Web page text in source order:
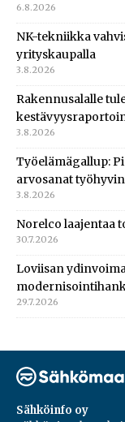
6.8.2026
NK-tekniikka
yrityskaupalla
3.8.2026
Rakennusalalle
3.8.2026
Työelämägallup:
arvosanat
3.8.2026
Norelco laajentaa
30.7.2026
Loviisan
29.7.2026
Sähköinfo oy